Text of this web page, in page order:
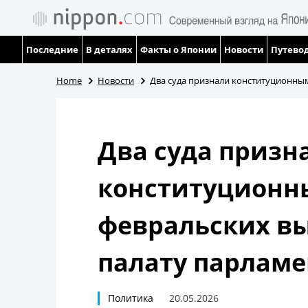
Последние В деталях Факты о Японии Новости
Home Новости Два суда признали
Два суда
февральских
палату
Политика 20.05.2026